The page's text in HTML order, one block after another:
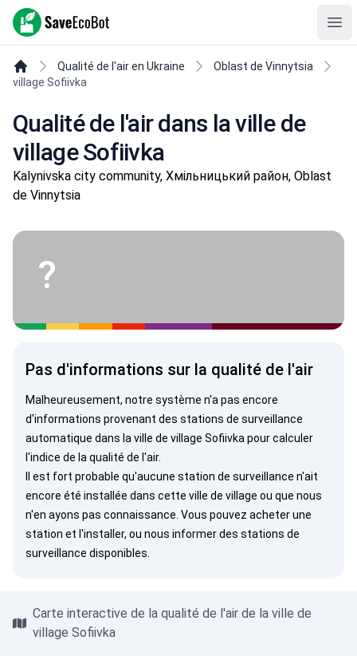
SaveEcoBot
Qualité de l'air en Ukraine
Oblast de Vinnytsia
village Sofiivka
Qualité de l'air dans la ville de
village Sofiivka
Kalynivska city community, Хмільницький район, Oblast
de Vinnytsia
?
Pas d'informations sur la qualité de l'air
Malheureusement, notre système n'a pas encore
d'informations provenant des stations de surveillance
automatique dans la ville de village Sofiivka pour calculer
l'indice de la qualité de l'air.
Il est fort probable qu'aucune station de surveillance n'ait
encore été installée dans cette ville de village ou que nous
n'en ayons pas connaissance. Vous pouvez acheter une
station et l'installer, ou nous informerdes stations de
surveillance disponibles.
Carte interactive de la qualité de l'air de la ville de
village Sofiivka